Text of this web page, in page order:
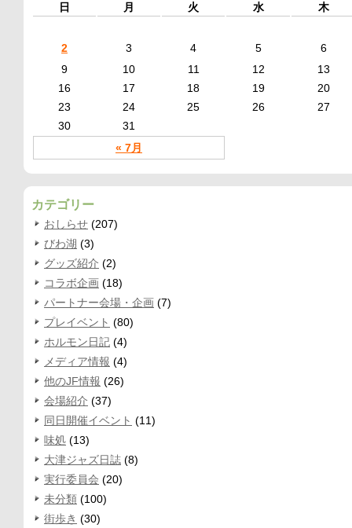
日 月 火 水 木
« 7月
2 3 4 5
6
9
10 11 12
13
16
17 18 19
20
23
24 25 26
27
30
31
カテゴリー
おしらせ (207)
びわ湖 (3)
グッズ紹介 (2)
コラボ企画 (18)
パートナー会場・企画 (7)
プレイベント (80)
ホルモン日記 (4)
メディア情報 (4)
他のJF情報 (26)
会場紹介 (37)
同日開催イベント (11)
味処 (13)
大津ジャズ日誌 (8)
実行委員会 (20)
未分類 (100)
街歩き (30)